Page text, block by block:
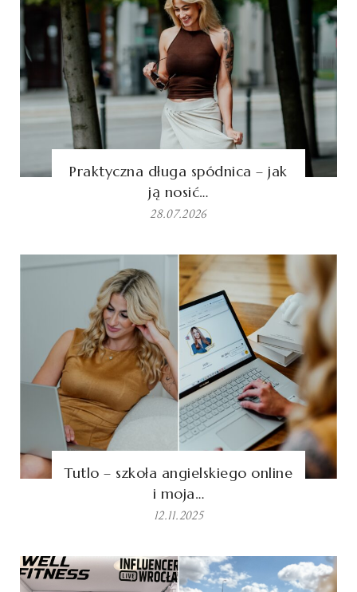
Praktyczna długa spódnica – jak
ją nosić…
28.07.2026
Tutlo – szkoła angielskiego online
i moja…
12.11.2025